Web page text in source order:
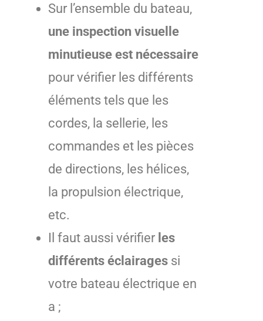
Sur l’ensemble du bateau,
une inspection visuelle
minutieuse est nécessaire
pour vérifier les différents
éléments tels que les
cordes, la sellerie, les
commandes et les pièces
de directions, les hélices,
la propulsion électrique,
etc.
Il faut aussi vérifier les
différents éclairages si
votre bateau électrique en
a ;